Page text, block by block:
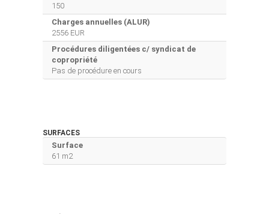
150
Charges annuelles (ALUR)
2556 EUR
Procédures diligentées c/ syndicat de
copropriété
Pas de procédure en cours
SURFACES
Surface
61 m2